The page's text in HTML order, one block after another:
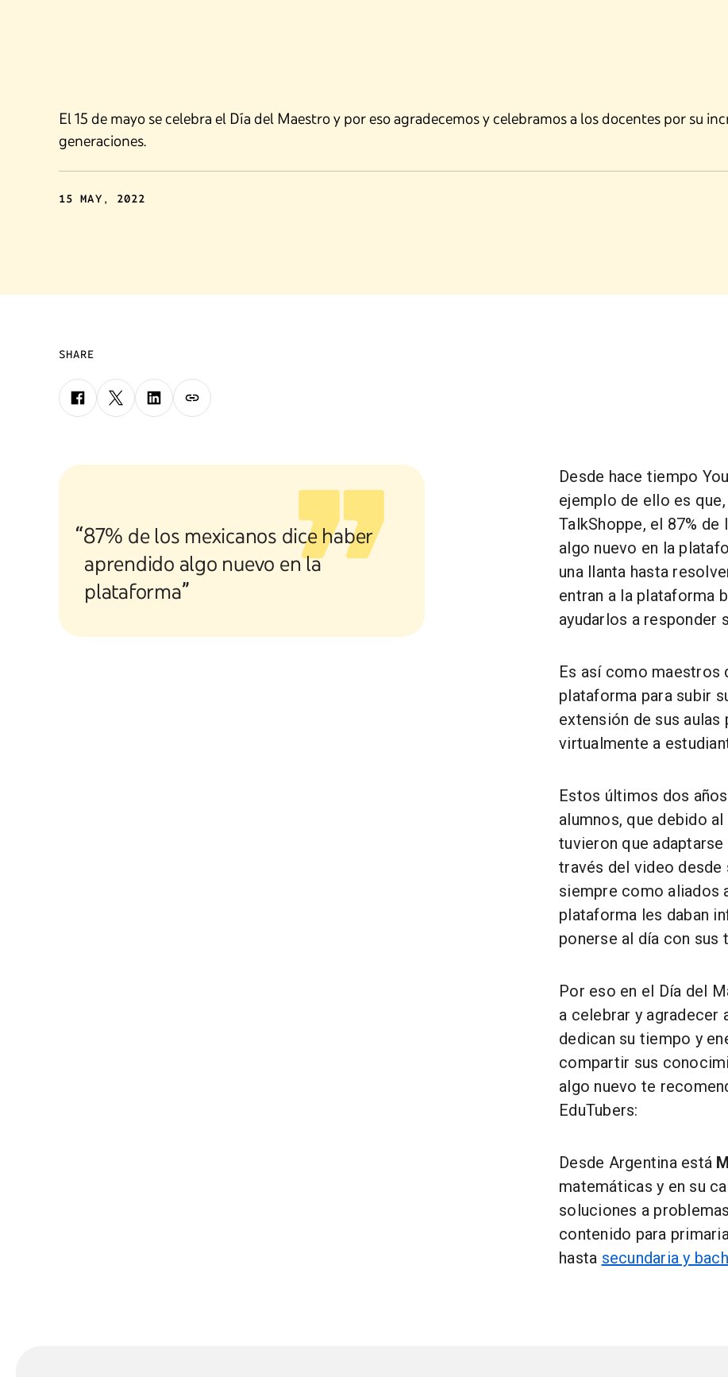
El 15 de mayo se celebra el Día del Maestro y por eso agradecemos y celebramos a los docentes por su
generaciones.
15 MAY, 2022
SHARE
“87% de los mexicanos dice haber
aprendido algo nuevo en la
plataforma”
Desde hace tiempo
ejemplo de ello es
TalkShoppe, el 87%
algo nuevo en la
una llanta hasta
entran a la plataforma
ayudarlos a responder
Es así como maestros
plataforma para subir
extensión de sus aulas
virtualmente a
Estos últimos dos
alumnos, que debido
tuvieron que adaptarse
través del video
siempre como aliados
plataforma les daban
ponerse al día con sus
Por eso en el Día del
a celebrar y agradecer
dedican su tiempo y
compartir sus
algo nuevo te
EduTubers:
Desde Argentina está
matemáticas y en su
soluciones a
contenido para
hasta secundaria y